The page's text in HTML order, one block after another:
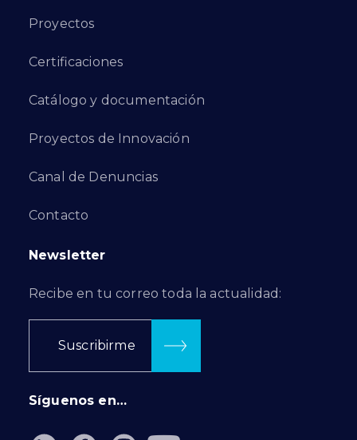
Proyectos
Certificaciones
Catálogo y documentación
Proyectos de Innovación
Canal de Denuncias
Contacto
Newsletter
Recibe en tu correo toda la actualidad:
Suscribirme
Síguenos en…